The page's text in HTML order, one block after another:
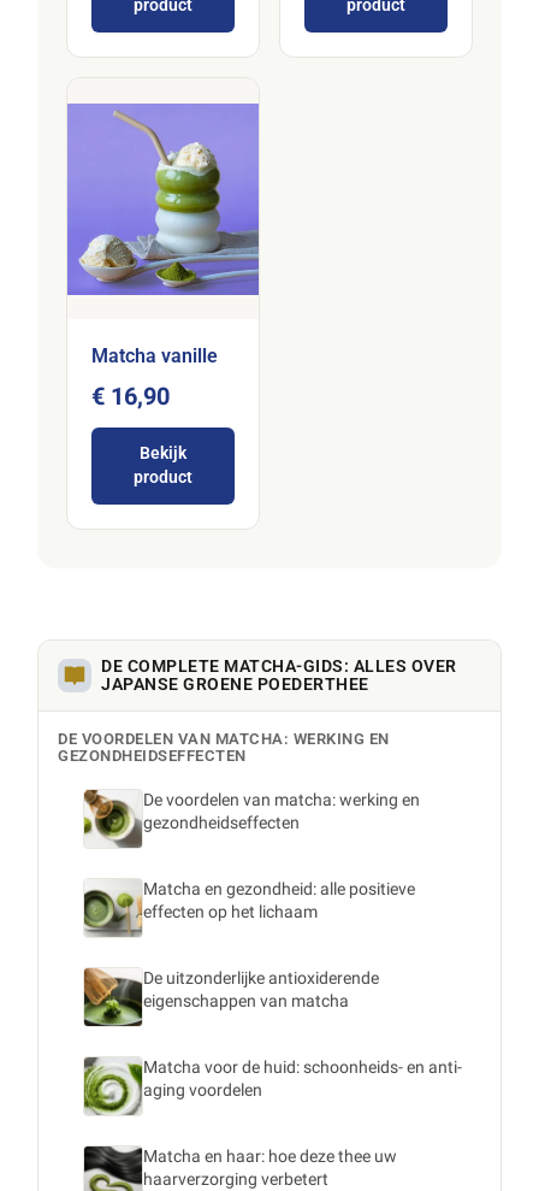
product product
Matcha vanille
€ 16,90
Bekijk
product
DE COMPLETE MATCHA-GIDS: ALLES OVER
JAPANSE GROENE POEDERTHEE
DE VOORDELEN VAN MATCHA: WERKING EN
GEZONDHEIDSEFFECTEN
De voordelen van matcha: werking en
gezondheidseffecten
Matcha en gezondheid: alle positieve
effecten op het lichaam
De uitzonderlijke antioxiderende
eigenschappen van matcha
Matcha voor de huid: schoonheids- en anti-
aging voordelen
Matcha en haar: hoe deze thee uw
haarverzorging verbetert